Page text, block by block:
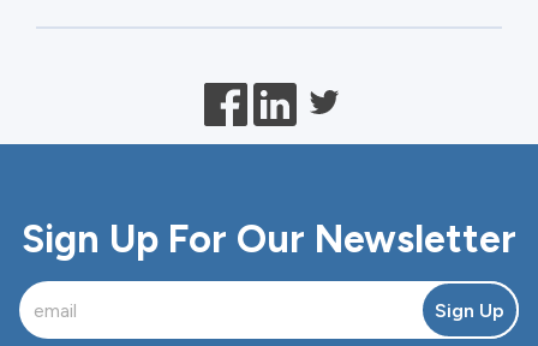
Sign Up For Our Newsletter
Sign Up